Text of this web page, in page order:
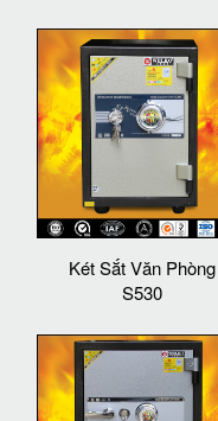
Két Sắt Văn Phòng
S530